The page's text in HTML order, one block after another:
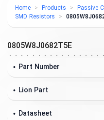
Home Products Passive
SMD Resistors
0805W8J0682T5E
Part Number
Lion Part
Datasheet